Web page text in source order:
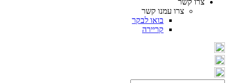
צרו קשר
צרו עמנו קשר
בואו לבקר
קריירה